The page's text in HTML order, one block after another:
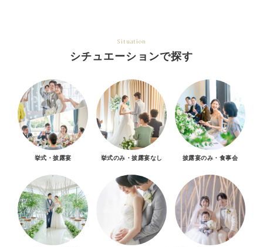
Situation
シチュエーションで探す
挙式・披露宴 挙式のみ・披露宴なし 披露宴のみ・食事会